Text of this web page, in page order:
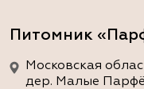
Питомник
Московская
дер. Малые